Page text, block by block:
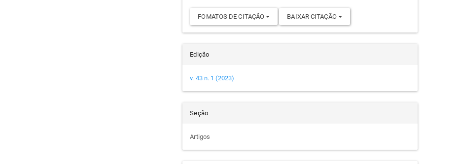
FOMATOS DE CITAÇÃO BAIXAR CITAÇÃO
Edição
v. 43 n. 1 (2023)
Seção
Artigos